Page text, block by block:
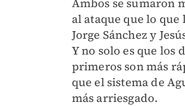
Ambos se sumaron
al ataque que lo
Jorge Sánchez y
Y no solo es que los
primeros son más
que el sistema de
más arriesgado.